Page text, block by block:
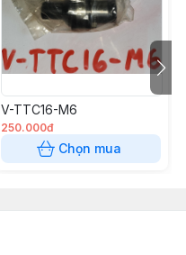
V-TTC16-M6
250.000đ
Chọn mua